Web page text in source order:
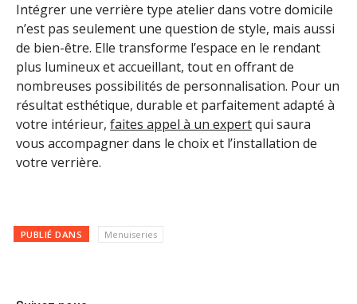
Intégrer une verrière type atelier dans votre domicile
n’est pas seulement une question de style, mais aussi
de bien-être. Elle transforme l’espace en le rendant
plus lumineux et accueillant, tout en offrant de
nombreuses possibilités de personnalisation. Pour un
résultat esthétique, durable et parfaitement adapté à
votre intérieur, faites appel à un expertqui saura
vous accompagner dans le choix et l’installation de
votre verrière.
PUBLIÉ DANS Menuiseries